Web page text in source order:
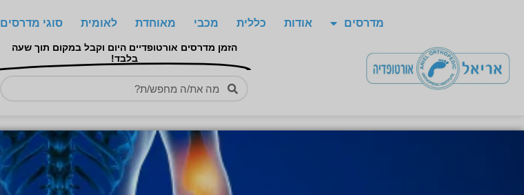
מדרסים אודות כללית מכבי מאוחדת לאומית סוגי מדרסים
הזמן מדרסים אורטופדיים היום וקבל במקום תוך שעה
בלבד!